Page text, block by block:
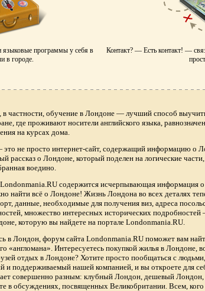
программы у себя в
в городе.
Контакт? — Есть контакт! —
в частности, обучение в Лондоне — лучший способ
где проживают носители английского языка,
на курсах дома.
не просто интернет-сайт, содержащий информацию о
рассказ о Лондоне, который поделен на логические
воедино.
содержится исчерпывающая информация
найти всё о Лондоне! Жизнь Лондона во всех деталях
данные, необходимые для получения виз, адреса
множество интересных исторических
которую вы найдете на портале Londonmania.RU.
в Лондон, форум сайта Londonmania.RU поможет вам
«англомана». Интересуетесь покупкой жилья в Лондоне,
отдых в Лондоне? Хотите просто пообщаться с
и поддерживаемый нашей компанией, и вы откроете для
совершенно разным: клубный Лондон, дешевый
в обсуждениях, посвященных Великобритании. Всем,